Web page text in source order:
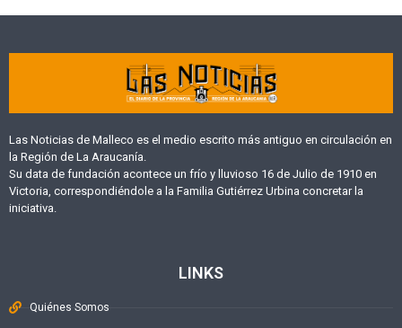
Las Noticias de Malleco es el medio escrito más antiguo en circulación en
la Región de La Araucanía.
Su data de fundación acontece un frío y lluvioso 16 de Julio de 1910 en
Victoria, correspondiéndole a la Familia Gutiérrez Urbina concretar la
iniciativa.
LINKS
Quiénes Somos